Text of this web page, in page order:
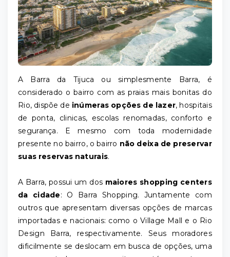
A Barra da Tijuca ou simplesmente Barra, é
considerado o bairro com as praias mais bonitas do
Rio, dispõe de inúmeras opções de lazer, hospitais
de ponta, clinicas, escolas renomadas, conforto e
segurança. E mesmo com toda modernidade
presente no bairro, o bairro não deixa de preservar
suas reservas naturais.
A Barra, possui um dos maiores shopping centers
da cidade: O Barra Shopping. Juntamente com
outros que apresentam diversas opções de marcas
importadas e nacionais: como o Village Mall e o Rio
Design Barra, respectivamente. Seus moradores
dificilmente se deslocam em busca de opções, uma